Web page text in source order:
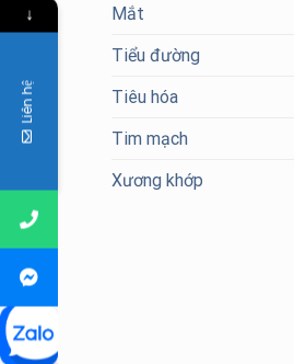
Mắt
Tiểu đường
Tiêu hóa
Tim mạch
Xương khớp
↓
Liên hệ